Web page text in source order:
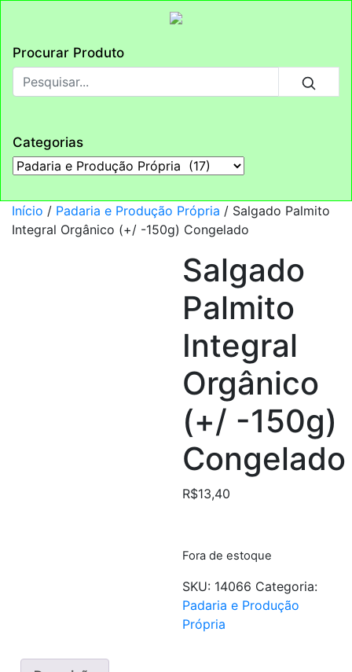
Procurar Produto
Categorias
Início / Padaria e Produção Própria / Salgado Palmito
Integral Orgânico (+/ -150g) Congelado
Salgado
Palmito
Integral
Orgânico
(+/ -150g)
Congelado
R$13,40
Fora de estoque
SKU: 14066 Categoria:
Padaria e Produção
Própria